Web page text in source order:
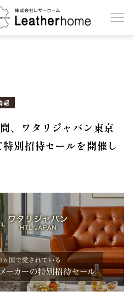
会社レザーホーム
報
、ワタリジャパン東京
別招待セールを開催し